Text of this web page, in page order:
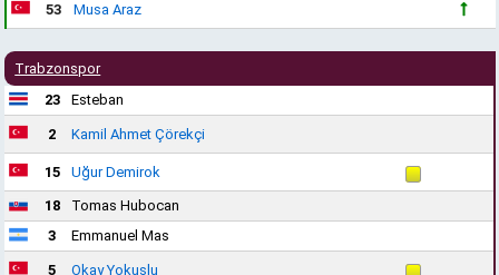
53 Musa Araz
Trabzonspor
23
Esteban
2 Kamil Ahmet Çörekçi
15
Uğur Demirok
18
Tomas Hubocan
3
Emmanuel Mas
5 Okay Yokuşlu